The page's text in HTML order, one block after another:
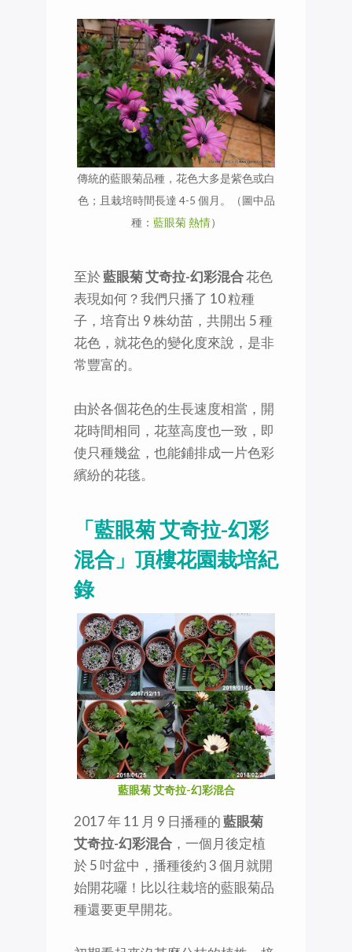
傳統的藍眼菊品種，花色大多是紫色或白
色；且栽培時間長達 4-5 個月。（圖中品
種： 藍眼菊 熱情）
至於藍眼菊 艾奇拉-幻彩混合花色
表現如何？我們只播了 10 粒種
子，培育出 9 株幼苗，共開出 5 種
花色，就花色的變化度來說，是非
常豐富的。
由於各個花色的生長速度相當，開
花時間相同，花莖高度也一致，即
使只種幾盆，也能鋪排成一片色彩
繽紛的花毯。
「藍眼菊 艾奇拉-幻彩
混合」頂樓花園栽培紀
錄
藍眼菊 艾奇拉-幻彩混合
2017 年 11 月 9 日播種的藍眼菊
艾奇拉-幻彩混合 ，一個月後定植
於 5 吋盆中，播種後約 3 個月就開
始開花囉！比以往栽培的藍眼菊品
種還要更早開花。